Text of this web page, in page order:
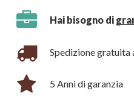
Hai bisogno di
Spedizione gratuita
5 Anni di garanzia